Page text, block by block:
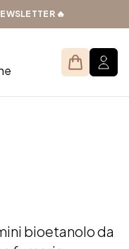
🔥
bioetanolo da